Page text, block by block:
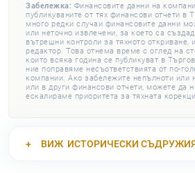
Забележка: Финансовите данни на
публикуваните от тях финансови отчети в
много редки случаи финансовите данни
или неточно извлечени, за което са
вътрешни контроли за тяхното откриване,
редактор. Това отнема време с оглед на
които всяка година се публикуват в
ние поправяме несъответствията от по-
компании. Ако забележите непълноти или
или в други финансови отчети, можете да
ескалираме приоритета за тяхната
ВИЖ ИСТОРИЧЕСКИ